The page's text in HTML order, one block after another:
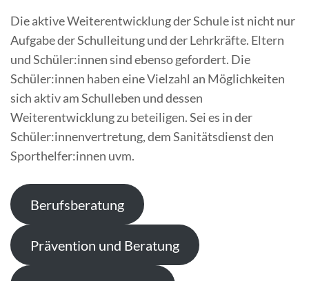
Die aktive Weiterentwicklung der Schule ist nicht nur
Aufgabe der Schulleitung und der Lehrkräfte. Eltern
und Schüler:innen sind ebenso gefordert. Die
Schüler:innen haben eine Vielzahl an Möglichkeiten
sich aktiv am Schulleben und dessen
Weiterentwicklung zu beteiligen. Sei es in der
Schüler:innenvertretung, dem Sanitätsdienst den
Sporthelfer:innen uvm.
Berufsberatung
Prävention und Beratung